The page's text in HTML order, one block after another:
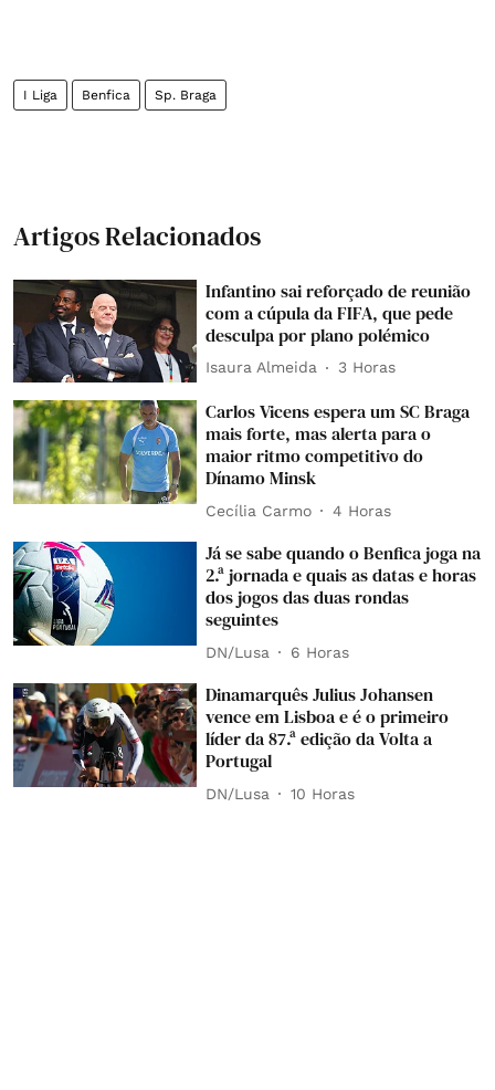
I Liga Benfica Sp. Braga
Artigos Relacionados
Infantino sai reforçado de reunião
com a cúpula da FIFA, que pede
desculpa por plano polémico
Isaura Almeida 3 Horas
Carlos Vicens espera um SC Braga
mais forte, mas alerta para o
maior ritmo competitivo do
Dínamo Minsk
Cecília Carmo 4 Horas
Já se sabe quando o Benfica joga na
2.ª jornada e quais as datas e horas
dos jogos das duas rondas
seguintes
DN/Lusa 6 Horas
Dinamarquês Julius Johansen
vence em Lisboa e é o primeiro
líder da 87.ª edição da Volta a
Portugal
DN/Lusa 10 Horas